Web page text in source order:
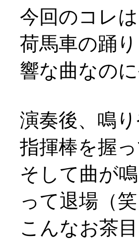
今回のコレ
荷馬車の踊
響な曲なの
演奏後、鳴
指揮棒を握
そして曲が
って退場（笑
こんなお茶